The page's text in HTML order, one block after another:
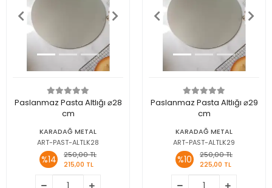
Paslanmaz Pasta Altlığı ⌀28
cm
KARADAĞ METAL
ART-PAST-ALTLK28
%14
250,00 TL
215,00 TL
Paslanmaz Pasta Altlığı ⌀29
cm
KARADAĞ METAL
ART-PAST-ALTLK29
%10
250,00 TL
225,00 TL